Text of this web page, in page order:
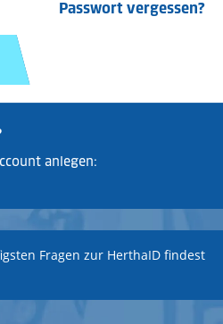
Passwort vergessen?
anlegen:
Fragen zur HerthaID findest